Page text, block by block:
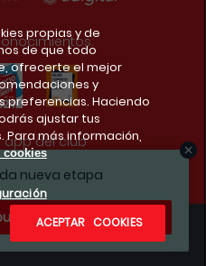
nueva etapa
app del club
propias y de
de que todo
ofrecerte el mejor
y
preferencias. Haciendo
ajustar tus
más información,
cookies
ACEPTAR COOKIES